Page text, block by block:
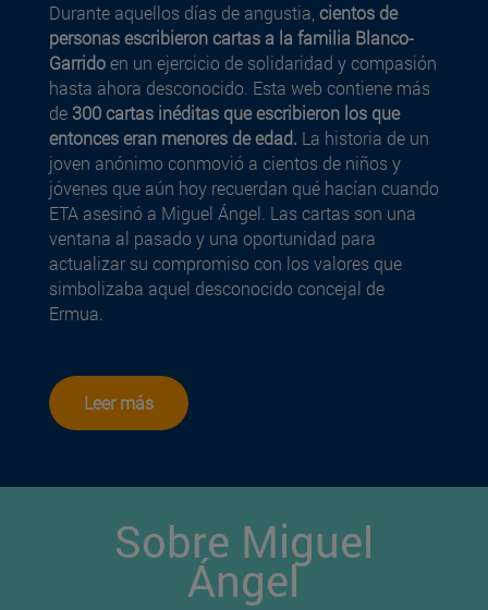
Durante aquellos días de angustia, cientos de
personas escribieron cartas a la familia Blanco-
Garridoen un ejercicio de solidaridad y compasión
hasta ahora desconocido. Esta web contiene más
de 300 cartas inéditas que escribieron los que
entonces eran menores de edad. La historia de un
joven anónimo conmovió a cientos de niños y
jóvenes que aún hoy recuerdan qué hacían cuando
ETA asesinó a Miguel Ángel. Las cartas son una
ventana al pasado y una oportunidad para
actualizar su compromiso con los valores que
simbolizaba aquel desconocido concejal de
Ermua.
Leer más
Sobre Miguel
Ángel